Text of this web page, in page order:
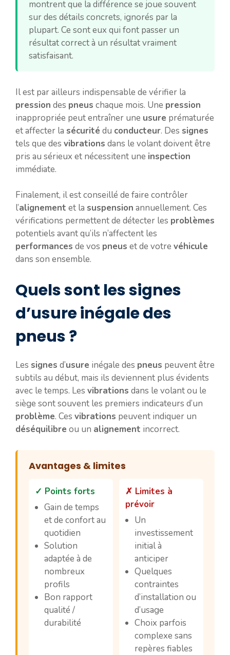
montrent que la différence se joue souvent
sur des détails concrets, ignorés par la
plupart. Ce sont eux qui font passer un
résultat correct à un résultat vraiment
satisfaisant.
Il est par ailleurs indispensable de vérifier la
pression des pneus chaque mois. Une pression
inappropriée peut entraîner une usure prématurée
et affecter la sécurité du conducteur. Des signes
tels que des vibrations dans le volant doivent être
pris au sérieux et nécessitent une inspection
immédiate.
Finalement, il est conseillé de faire contrôler
l’alignement et la suspension annuellement. Ces
vérifications permettent de détecter les problèmes
potentiels avant qu’ils n’affectent les
performances de vos pneus et de votre véhicule
dans son ensemble.
Quels sont les signes
d’usure inégale des
pneus ?
Les signes d’usure inégale des pneus peuvent être
subtils au début, mais ils deviennent plus évidents
avec le temps. Les vibrations dans le volant ou le
siège sont souvent les premiers indicateurs d’un
problème. Ces vibrations peuvent indiquer un
déséquilibre ou un alignement incorrect.
Avantages & limites
✓ Points forts
Gain de temps
et de confort au
quotidien
Solution
adaptée à de
nombreux
profils
Bon rapport
qualité /
durabilité
✗ Limites à
prévoir
Un
investissement
initial à
anticiper
Quelques
contraintes
d’installation ou
d’usage
Choix parfois
complexe sans
repères fiables